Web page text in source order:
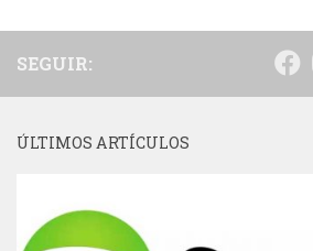
SEGUIR:
ÚLTIMOS ARTÍCULOS